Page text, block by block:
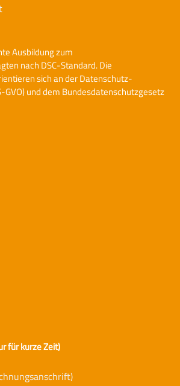
Ausbildung zum
nach DSC-Standard. Die
sich an der Datenschutz-
GVO) und dem Bundesdatenschutzgesetz
für kurze Zeit)